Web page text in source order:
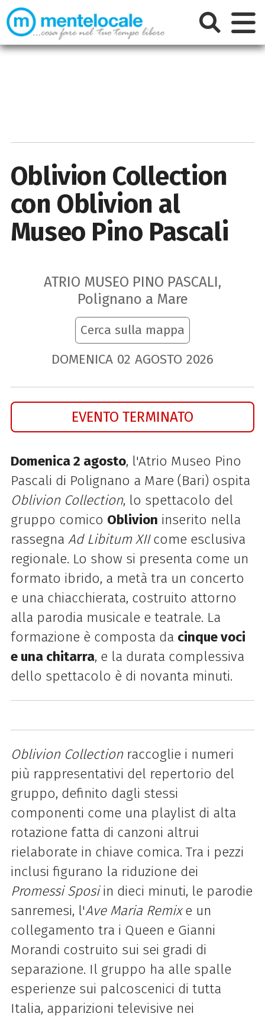
Oblivion Collection
con Oblivion al
Museo Pino Pascali
ATRIO MUSEO PINO PASCALI,
Polignano a Mare
Cerca sulla mappa
DOMENICA 02 AGOSTO 2026
EVENTO TERMINATO
Domenica 2 agosto, l'Atrio Museo Pino
Pascali di Polignano a Mare (Bari) ospita
Oblivion Collection, lo spettacolo del
gruppo comico Oblivion inserito nella
rassegna Ad Libitum XIIcome esclusiva
regionale. Lo show si presenta come un
formato ibrido, a metà tra un concerto
e una chiacchierata, costruito attorno
alla parodia musicale e teatrale. La
formazione è composta da cinque voci
e una chitarra, e la durata complessiva
dello spettacolo è di novanta minuti.
Oblivion Collectionraccoglie i numeri
più rappresentativi del repertorio del
gruppo, definito dagli stessi
componenti come una playlist di alta
rotazione fatta di canzoni altrui
rielaborate in chiave comica. Tra i pezzi
inclusi figurano la riduzione dei
Promessi Sposiin dieci minuti, le parodie
sanremesi, l'Ave Maria Remixe un
collegamento tra i Queen e Gianni
Morandi costruito sui sei gradi di
separazione. Il gruppo ha alle spalle
esperienze sui palcoscenici di tutta
Italia, apparizioni televisive nei